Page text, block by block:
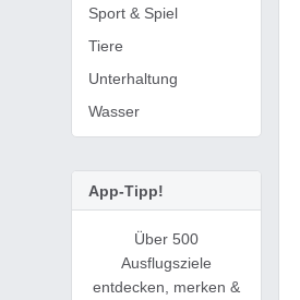
Sport & Spiel
Tiere
Unterhaltung
Wasser
App-Tipp!
Über 500
Ausflugsziele
entdecken, merken &